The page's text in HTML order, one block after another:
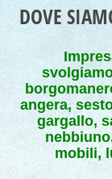
DOVE
angera,
gargallo,
mobili,